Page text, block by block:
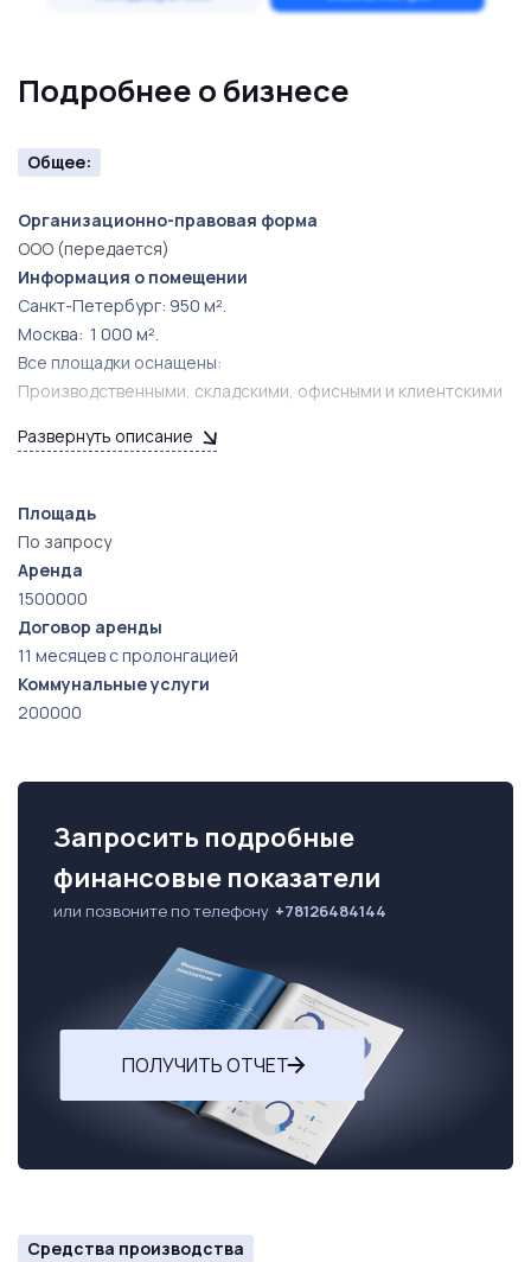
расширении присутствия сразу в двух стратегически
Подробнее о бизнесе
Общее:
Организационно-правовая форма
ООО (передается)
Информация о помещении
Санкт-Петербург: 950 м².
Москва: 1 000 м².
Все площадки оснащены:
Производственными, складскими, офисными и клиентскими
Полностью оборудованные площадки для выполнения
Организованная инфраструктура для обслуживания
клиентов и хранения автомобилей.
Развернуть описание
Площадь
По запросу
Аренда
1500000
Договор аренды
11 месяцев с пролонгацией
Коммунальные услуги
200000
Запросить подробные
финансовые показатели
или позвоните по телефону +78126484144
ПОЛУЧИТЬ ОТЧЕТ
Средства производства